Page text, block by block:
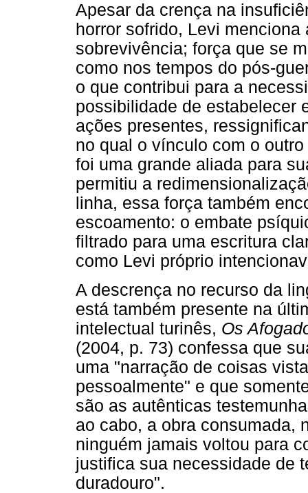
Apesar da crença na
horror sofrido, Levi
sobrevivência; força que se
como nos tempos do pós-
o que contribui para a
possibilidade de estabelecer
ações presentes,
no qual o vínculo com o
foi uma grande aliada para
permitiu a
linha, essa força também
escoamento: o embate
filtrado para uma escritura
como Levi próprio
A descrença no recurso da
está também presente na
intelectual turinês, Os
(2004, p. 73) confessa que
uma "narração de coisas
pessoalmente" e que
são as autênticas
ao cabo, a obra consumada,
ninguém jamais voltou para
justifica sua necessidade de
duradouro".